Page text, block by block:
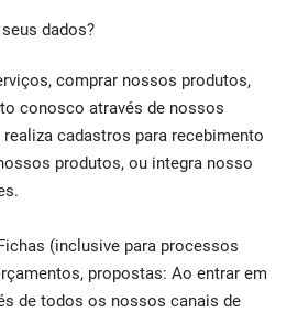
dados?
comprar nossos produtos,
conosco através de nossos
cadastros para recebimento
produtos, ou integra nosso
(inclusive para processos
propostas: Ao entrar em
de todos os nossos canais de